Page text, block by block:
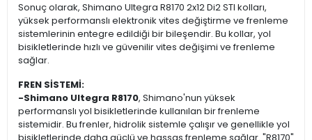
Sonuç olarak, Shimano Ultegra R8170 2x12 Di2 STI kolları,
yüksek performanslı elektronik vites değiştirme ve frenleme
sistemlerinin entegre edildiği bir bileşendir. Bu kollar, yol
bisikletlerinde hızlı ve güvenilir vites değişimi ve frenleme
sağlar.
FREN SİSTEMİ:
-Shimano Ultegra R8170, Shimano'nun yüksek
performanslı yol bisikletlerinde kullanılan bir frenleme
sistemidir. Bu frenler, hidrolik sistemle çalışır ve genellikle yol